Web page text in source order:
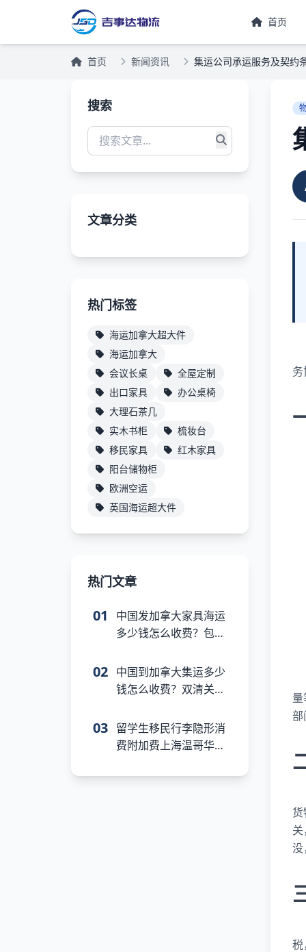
首页
首页 新闻资讯 集运公司承运服务及契约
搜索
文章分类
热门标签
海运加拿大超大件
海运加拿大
会议长桌
全屋定制
出口家具
办公桌椅
大理石茶几
实木书柜
梳妆台
移民家具
红木家具
阳台储物柜
欧洲空运
英国海运超大件
热门文章
01
中国发加拿大家具海运
多少钱怎么收费？包税
02 中国到加拿大集运多少
钱怎么收费？双清关派
03 留学生移民行李隐形消
费附加费上海温哥华私
道
部
没
税